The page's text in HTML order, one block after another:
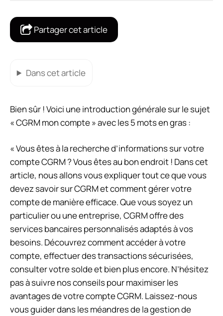
Partager cet article
Dans cet article
Bien sûr ! Voici une introduction générale sur le sujet
« CGRM mon compte » avec les 5 mots en gras :
« Vous êtes à la recherche d’informations sur votre
compte CGRM ? Vous êtes au bon endroit ! Dans cet
article, nous allons vous expliquer tout ce que vous
devez savoir sur CGRM et comment gérer votre
compte de manière efficace. Que vous soyez un
particulier ou une entreprise, CGRM offre des
services bancaires personnalisés adaptés à vos
besoins. Découvrez comment accéder à votre
compte, effectuer des transactions sécurisées,
consulter votre solde et bien plus encore. N’hésitez
pas à suivre nos conseils pour maximiser les
avantages de votre compte CGRM. Laissez-nous
vous guider dans les méandres de la gestion de